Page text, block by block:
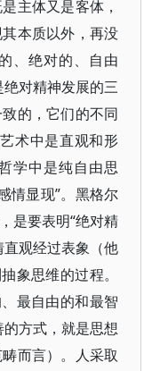
主体又是客体，
本质以外，再没
、绝对的、自由
绝对精神发展的三
的，它们的不同
术中是直观和形
学中是纯自由思
情显现”。黑格尔
是要表明“绝对精
观经过表象（他
象思维的过程。
最自由的和最智
方式，就是思想
而言）。人采取